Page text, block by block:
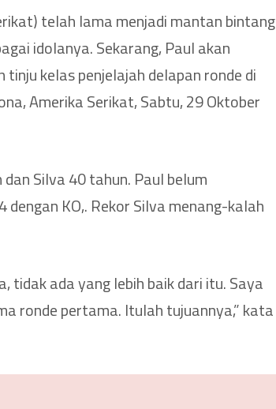
telah lama menjadi mantan bintang
idolanya. Sekarang, Paul akan
kelas penjelajah delapan ronde di
Amerika Serikat, Sabtu, 29 Oktober
Silva 40 tahun. Paul belum
KO,. Rekor Silva menang-kalah
tidak ada yang lebih baik dari itu. Saya
ronde pertama. Itulah tujuannya,” kata